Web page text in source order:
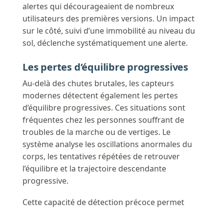
alertes qui décourageaient de nombreux
utilisateurs des premières versions. Un impact
sur le côté, suivi d’une immobilité au niveau du
sol, déclenche systématiquement une alerte.
Les pertes d’équilibre progressives
Au-delà des chutes brutales, les capteurs
modernes détectent également les pertes
d’équilibre progressives. Ces situations sont
fréquentes chez les personnes souffrant de
troubles de la marche ou de vertiges. Le
système analyse les oscillations anormales du
corps, les tentatives répétées de retrouver
l’équilibre et la trajectoire descendante
progressive.
Cette capacité de détection précoce permet